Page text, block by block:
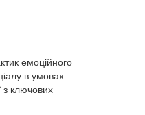
емоційного
в умовах
з ключових